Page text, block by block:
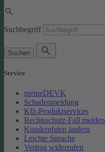
Suchbegriff
Suchen
Service
meineDEVK
Schadenmeldung
Kfz-Produktservices
Rechtsschutz-Fall melden
Kundendaten ändern
Leichte Sprache
Vertrag widerrufen